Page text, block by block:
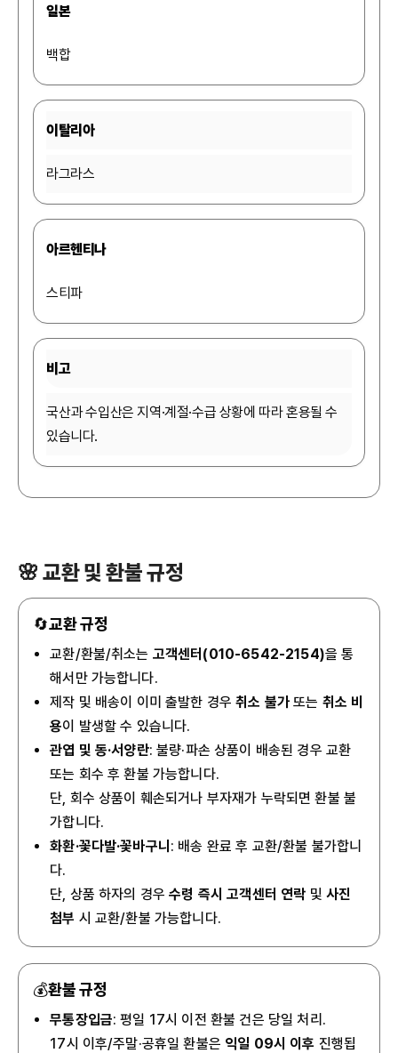
일본
백합
이탈리아
라그라스
아르헨티나
스티파
비고
국산과 수입산은 지역·계절·수급 상황에 따라 혼용될 수
있습니다.
🌸 교환 및 환불 규정
🔄교환 규정
교환/환불/취소는 고객센터(010-6542-2154)을 통
해서만 가능합니다.
제작 및 배송이 이미 출발한 경우취소 불가 또는 취소 비
용이 발생할 수 있습니다.
관엽 및 동·서양란: 불량·파손 상품이 배송된 경우 교환
또는 회수 후 환불 가능합니다.
단, 회수 상품이 훼손되거나 부자재가 누락되면 환불 불
가합니다.
화환·꽃다발·꽃바구니 : 배송 완료 후 교환/환불 불가합니
다.
단, 상품 하자의 경우수령 즉시 고객센터 연락 및 사진
첨부 시 교환/환불 가능합니다.
💰환불 규정
무통장입금: 평일 17시 이전 환불 건은 당일 처리.
17시 이후/주말·공휴일 환불은 익일 09시 이후 진행됩